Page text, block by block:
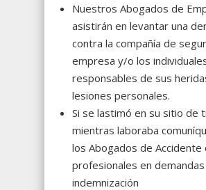
Nuestros Abogados de
asistirán en levantar una
contra la compañía de
empresa y/o los
responsables de sus
lesiones personales.
Si se lastimó en su sitio de
mientras laboraba
los Abogados de Accidente
profesionales en
indemnización